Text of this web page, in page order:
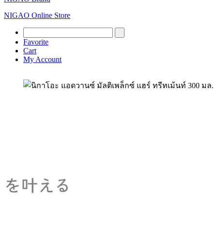
NIGAO Online Store
Favorite
Cart
My Account